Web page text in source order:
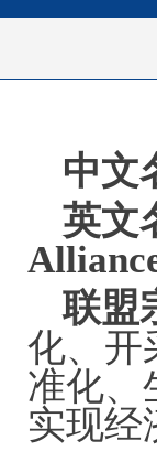
中文
英文
联盟
化、开
准化、
实现经